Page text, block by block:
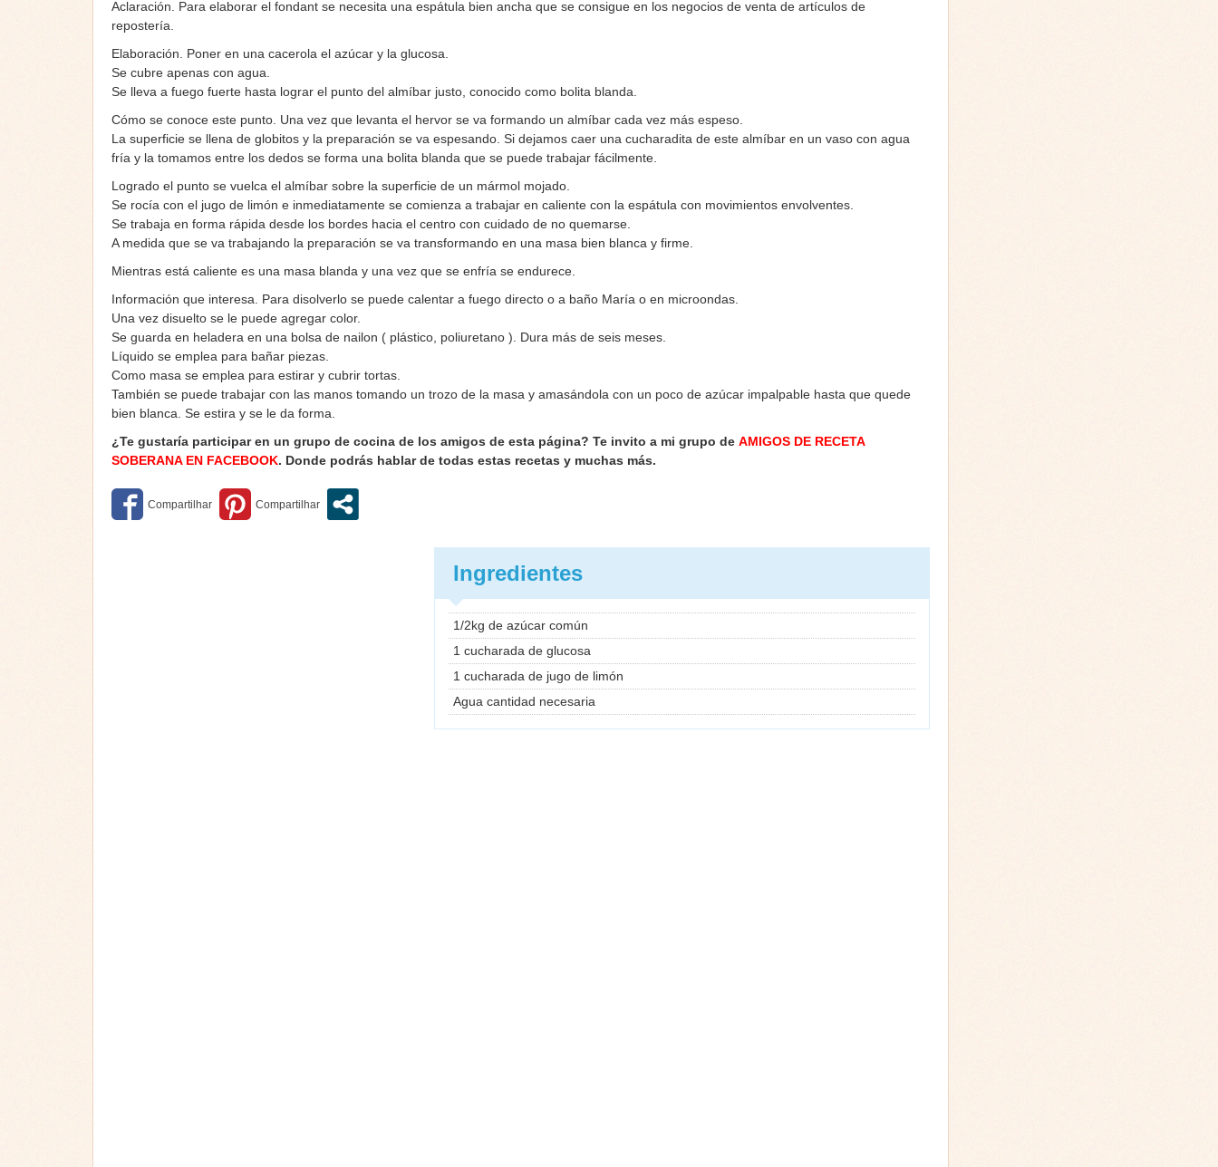
Aclaración. Para elaborar el fondant se necesita una espátula bien ancha que se consigue en los negocios de venta de artículos de
repostería.
Elaboración. Poner en una cacerola el azúcar y la glucosa.
Se cubre apenas con agua.
Se lleva a fuego fuerte hasta lograr el punto del almíbar justo, conocido como bolita blanda.
Cómo se conoce este punto. Una vez que levanta el hervor se va formando un almíbar cada vez más espeso.
La superficie se llena de globitos y la preparación se va espesando. Si dejamos caer una cucharadita de este almíbar en un vaso con agua
fría y la tomamos entre los dedos se forma una bolita blanda que se puede trabajar fácilmente.
Logrado el punto se vuelca el almíbar sobre la superficie de un mármol mojado.
Se rocía con el jugo de limón e inmediatamente se comienza a trabajar en caliente con la espátula con movimientos envolventes.
Se trabaja en forma rápida desde los bordes hacia el centro con cuidado de no quemarse.
A medida que se va trabajando la preparación se va transformando en una masa bien blanca y firme.
Mientras está caliente es una masa blanda y una vez que se enfría se endurece.
Información que interesa. Para disolverlo se puede calentar a fuego directo o a baño María o en microondas.
Una vez disuelto se le puede agregar color.
Se guarda en heladera en una bolsa de nailon ( plástico, poliuretano ). Dura más de seis meses.
Líquido se emplea para bañar piezas.
Como masa se emplea para estirar y cubrir tortas.
También se puede trabajar con las manos tomando un trozo de la masa y amasándola con un poco de azúcar impalpable hasta que quede
bien blanca. Se estira y se le da forma.
¿Te gustaría participar en un grupo de cocina de los amigos de esta página? Te invito a mi grupo de AMIGOS DE RECETA
SOBERANA EN FACEBOOK. Donde podrás hablar de todas estas recetas y muchas más.
Ingredientes
1/2kg de azúcar común
1 cucharada de glucosa
1 cucharada de jugo de limón
Agua cantidad necesaria